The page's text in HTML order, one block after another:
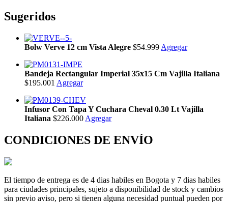
Sugeridos
Bolw Verve 12 cm Vista Alegre $54.999 Agregar
Bandeja Rectangular Imperial 35x15 Cm Vajilla Italiana
$195.001 Agregar
Infusor Con Tapa Y Cuchara Cheval 0.30 Lt Vajilla
Italiana $226.000 Agregar
CONDICIONES DE ENVÍO
El tiempo de entrega es de 4 dias habiles en Bogota y 7 dias habiles
para ciudades principales, sujeto a disponibilidad de stock y cambios
sin previo aviso, pero si tienen alguna necesidad puntual pueden por